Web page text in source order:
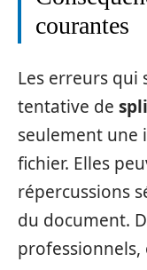
courantes
Les erreurs qui
tentative de
seulement une
fichier. Elles
répercussions
du document.
professionnels,